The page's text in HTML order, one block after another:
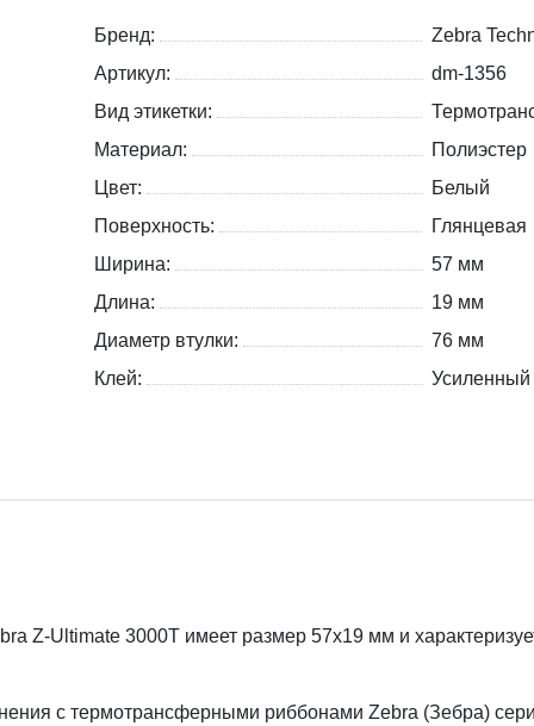
Бренд:
Zebra
Артикул:
dm-1356
Вид этикетки:
Материал:
Полиэстер
Цвет:
Белый
Поверхность:
Глянцевая
Ширина:
57 мм
Длина:
19 мм
Диаметр втулки:
76 мм
Клей:
Усиленный
Z-Ultimate 3000T имеет размер 57x19 мм и
с термотрансферными риббонами Zebra (Зебра)